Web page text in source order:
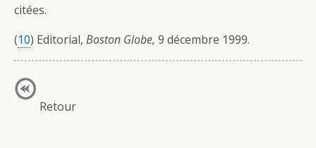
citées.
(10) Editorial, Boston Globe, 9 décembre 1999.
Retour